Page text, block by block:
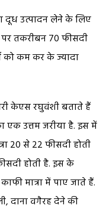
उत्पादन लेने के लिए
तकरीबन 70 फीसदी
को कम कर के ज्यादा
केएस रघुवंशी बताते हैं
एक उत्तम जरीया है. इस में
20 से 22 फीसदी होती
होती है. इस के
मात्रा में पाए जाते हैं.
वगैरह देने की